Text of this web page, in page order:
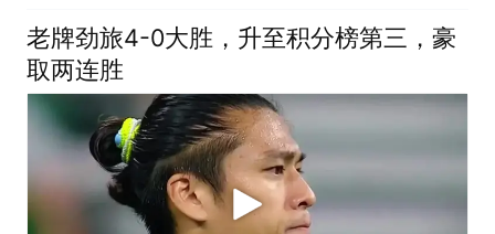
老牌劲旅4-0大胜，升至积分榜第三，豪
取两连胜